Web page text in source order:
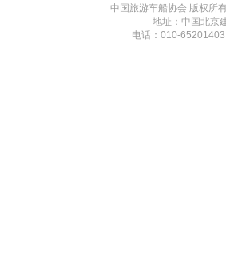
中国旅游车船协会 版权所
地址：中国北京
电话：010-